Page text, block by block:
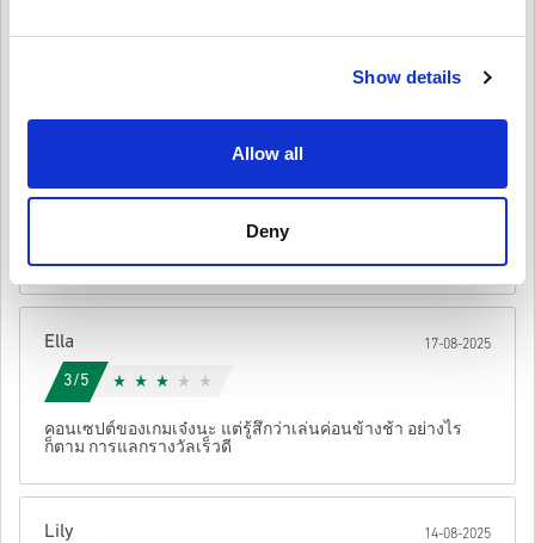
Show details
Allow all
Deny
• เลือกวิธีชำระเงินที่ต้องการ
• ดำเนินการสั่งซื้อให้เสร็จ
ของคุณ
หากคุณประสบปัญหาในการสั่งซื้อโปรดแจ้งให้เราทราบ
เป็นโค้ดต้นฉบับ.
รหัสเหล่านี้ไม่มีวันหมดอายุ.
ต้นฉบับจึงจะเล่นส่วนDLCได้.
สำหรับบางผลิตภัณฑ์ คุณอาจจะได้รับรหัสมากกว่าหนึ่งรหัส
5/5
เกมนี้น่าสนใจมาก ได้รับโค้ดแล้วและใช้งานได้โดยไม่มีปัญหา
Ella 17-08-2025
3/5
คอนเซปต์ของเกมเจ๋งนะ แต่รู้สึกว่าเล่นค่อนข้างช้า อย่างไร
ก็ตาม การแลกรางวัลเร็วดี
Lily 14-08-2025